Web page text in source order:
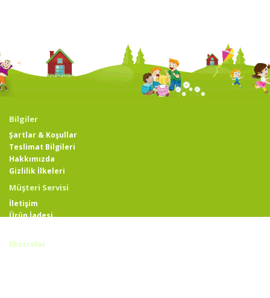
Bilgiler
Şartlar & Koşullar
Teslimat Bilgileri
Hakkımızda
Gizlilik İlkeleri
Müşteri Servisi
İletişim
Ürün İadesi
Ekstralar